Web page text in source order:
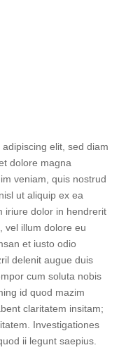
elit, sed diam
dolore magna
veniam, quis nostrud
ut aliquip ex ea
iriure dolor in hendrerit
vel illum dolore eu
et iusto odio
delenit augue duis
cum soluta nobis
id quod mazim
claritatem insitam;
Investigationes
ii legunt saepius.